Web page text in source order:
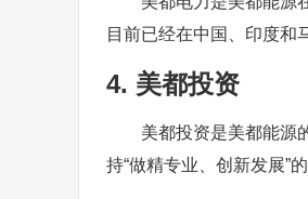
目前已经在中国、印度和
4. 美都投资
美都投资是美都能源
持“做精专业、创新发展”